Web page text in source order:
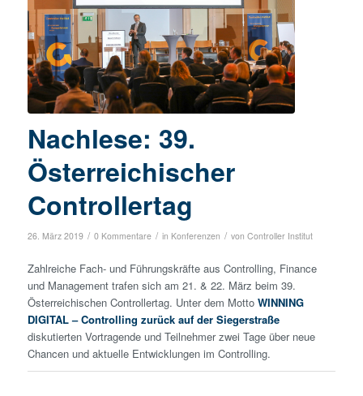
Nachlese: 39.
Österreichischer
Controllertag
26. März 2019 / 0 Kommentare / in Konferenzen / von Controller Institut
Zahlreiche Fach- und Führungskräfte aus Controlling, Finance
und Management trafen sich am 21. & 22. März beim 39.
Österreichischen Controllertag. Unter dem Motto WINNING
DIGITAL – Controlling zurück auf der Siegerstraße
diskutierten Vortragende und Teilnehmer zwei Tage über neue
Chancen und aktuelle Entwicklungen im Controlling.